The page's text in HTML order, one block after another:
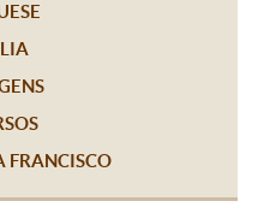
FRANCISCO